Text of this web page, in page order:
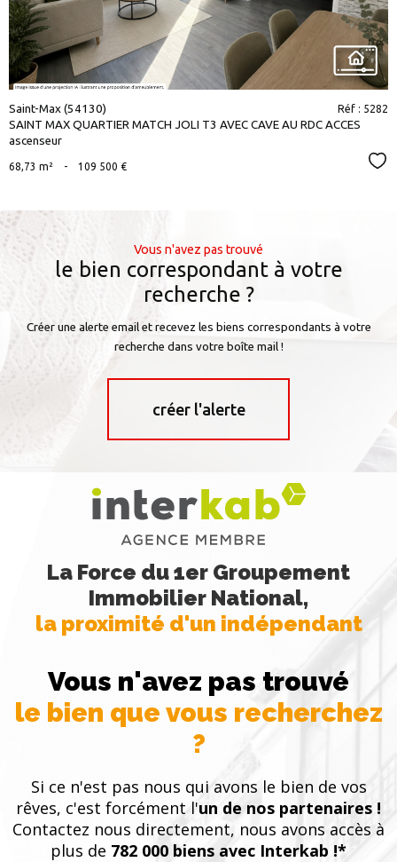
Saint-Max (54130)
SAINT MAX QUARTIER MATCH JOLI T3 AVEC CAVE AU RDC ACCES
ascenseur
Réf : 5282
68,73 m² - 109 500 €
Vous n'avez pas trouvé
le bien correspondant à votre
recherche ?
Créer une alerte email et recevez les biens correspondants à votre
recherche dans votre boîte mail !
créer l'alerte
La Force du 1er Groupement
Immobilier National,
la proximité d'un indépendant
Vous n'avez pas trouvé
le bien que vous recherchez
?
Si ce n'est pas nous qui avons le bien de vos
rêves, c'est forcément l'un de nos partenaires !
Contactez nous directement, nous avons accès à
plus de 782 000 biens avec Interkab !*